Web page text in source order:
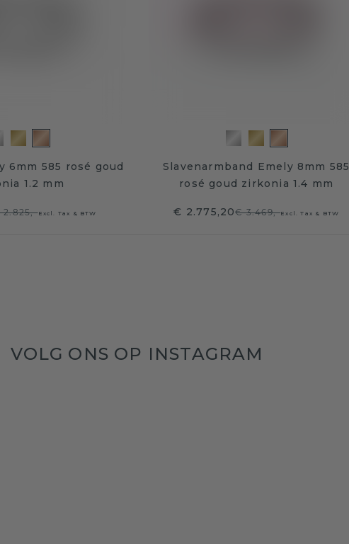
6mm 585 rosé goud
1.2 mm
2.825,-Excl. Tax & BTW
Slavenarmband Emely 8mm 585
rosé goud zirkonia 1.4 mm
€ 2.775,20€ 3.469,-Excl. Tax & BTW
VOLG ONS OP INSTAGRAM